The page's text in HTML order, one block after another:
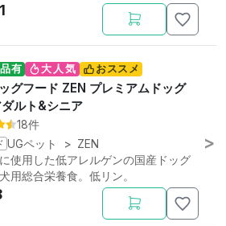
有 大人気 おススメ
グフード ZEN プレミアムドッグ
ルト&シニア
18件
UGペット > ZEN
使用した低アレルゲンの国産ドッグ
用総合栄養食。低リン。